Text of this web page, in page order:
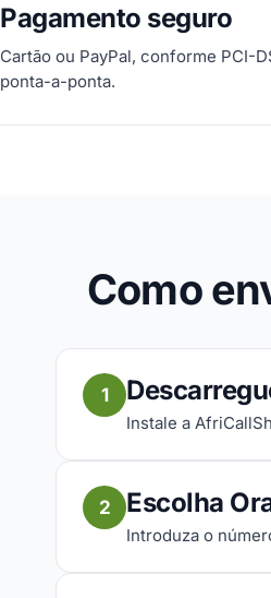
Pagamento seguro
Cartão ou PayPal, conforme PCI-
ponta-a-ponta.
Como
1
Instale a
2 Escolha
Introduza o